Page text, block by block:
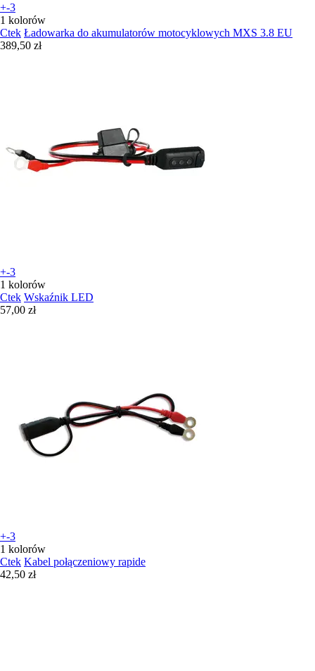
+-3
1 kolorów
Ctek Ładowarka do akumulatorów motocyklowych MXS 3.8 EU
389,50 zł
+-3
1 kolorów
Ctek Wskaźnik LED
57,00 zł
+-3
1 kolorów
Ctek Kabel połączeniowy rapide
42,50 zł